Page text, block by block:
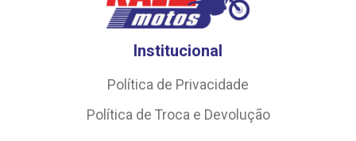
Institucional
Política de Privacidade
Política de Troca e Devolução